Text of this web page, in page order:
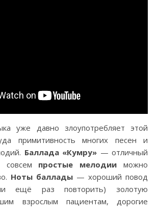
уже давно злоупотребляет этой
примитивность многих песен и
Баллада «Кумру» — отличный
простые мелодии можно
Ноты баллады — хороший повод
ещё раз повторить) золотую
взрослым пациентам, дорогие